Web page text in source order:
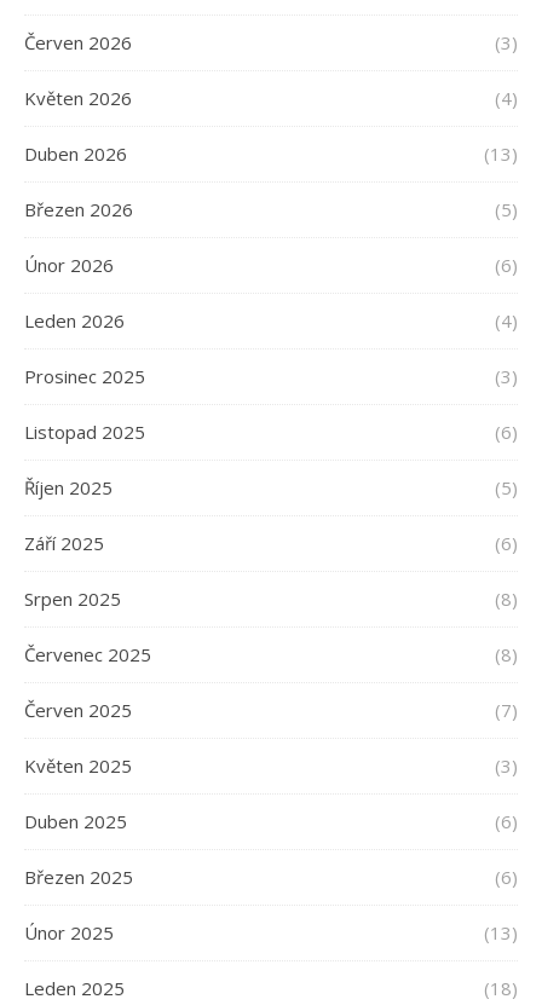
Červen 2026 (3)
Květen 2026 (4)
Duben 2026 (13)
Březen 2026 (5)
Únor 2026 (6)
Leden 2026 (4)
Prosinec 2025 (3)
Listopad 2025 (6)
Říjen 2025 (5)
Září 2025 (6)
Srpen 2025 (8)
Červenec 2025 (8)
Červen 2025 (7)
Květen 2025 (3)
Duben 2025 (6)
Březen 2025 (6)
Únor 2025 (13)
Leden 2025 (18)